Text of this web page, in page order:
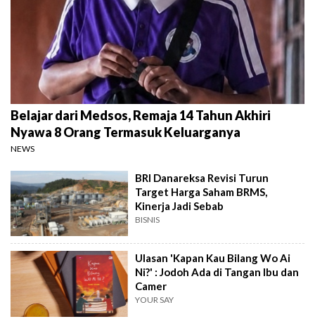
Belajar dari Medsos, Remaja 14 Tahun Akhiri
Nyawa 8 Orang Termasuk Keluarganya
NEWS
BRI Danareksa Revisi Turun
Target Harga Saham BRMS,
Kinerja Jadi Sebab
BISNIS
Ulasan 'Kapan Kau Bilang Wo Ai
Ni?' : Jodoh Ada di Tangan Ibu dan
Camer
YOUR SAY